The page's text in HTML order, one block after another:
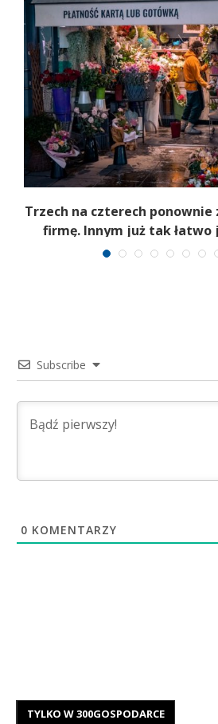
Trzech na czterech ponownie
firmę. Innym już tak łatwo
Subscribe
0 KOMENTARZY
TYLKO W 300GOSPODARCE